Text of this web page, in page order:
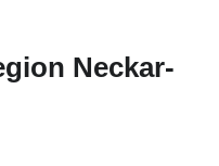
Neckar-